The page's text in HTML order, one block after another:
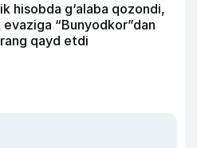
hisobda g‘alaba qozondi,
“Bunyodkor”dan
qayd etdi